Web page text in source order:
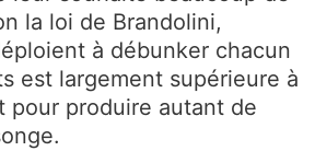
la loi de Brandolini,
à débunker chacun
est largement supérieure à
pour produire autant de